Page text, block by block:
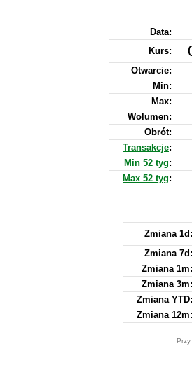
Data:
Kurs:
Otwarcie:
Min:
Max:
Wolumen:
Obrót:
Transakcje:
Min 52 tyg:
Max 52 tyg:
Zmiana 1d:
Zmiana 7d:
Zmiana 1m:
Zmiana 3m:
Zmiana YTD:
Zmiana 12m: